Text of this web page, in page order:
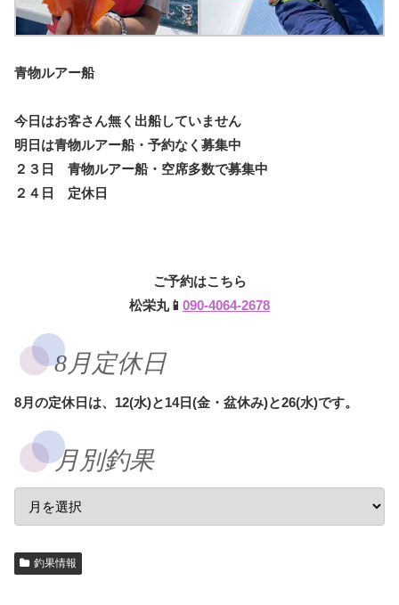
青物ルアー船
今日はお客さん無く出船していません
明日は青物ルアー船・予約なく募集中
２３日 青物ルアー船・空席多数で募集中
２４日 定休日
ご予約はこちら
松栄丸📱 090-4064-2678
8月定休日
8月の定休日は、12(水)と14日(金・盆休み)と26(水)です。
月別釣果
釣果情報